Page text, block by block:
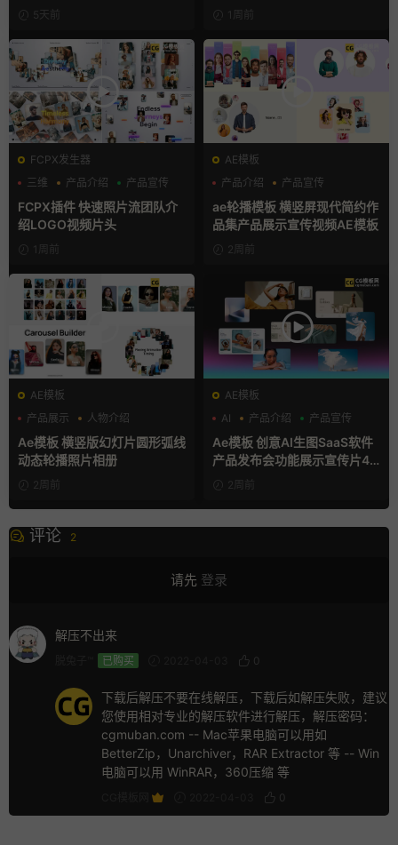
5天前 1周前
FCPX发生器
三维
产品介绍 产品宣传
FCPX插件 快速照片流团队介
绍LOGO视频片头
1周前
AE模板
产品介绍
产品宣传
产品展示
ae轮播模板 横竖屏现代简约作
品集产品展示宣传视频AE模板
2周前
AE模板
产品展示
人物介绍
团队介绍
Ae模板 横竖版幻灯片圆形弧线
动态轮播照片相册
2周前
AE模板
AI
产品介绍 产品宣传
Ae模板 创意AI生图SaaS软件
产品发布会功能展示宣传片4K
片头2周前
评论 2
请先 登录
解压不出来
已购买 0
下载后解压不要在线解压，下载后如解压失败，建议
您使用相对专业的解压软件进行解压，解压密码：
cgmuban.com -- Mac苹果电脑可以用如
BetterZip，Unarchiver，RAR Extractor 等 -- Win
电脑可以用 WinRAR，360压缩 等
0